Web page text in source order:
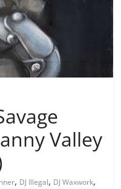
Valley
, DJ Illegal, DJ Waxwork,